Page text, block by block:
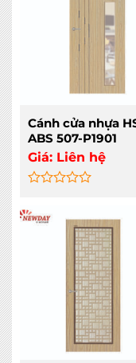
Cánh cửa nhựa
ABS 507-P1901
Giá: Liên hệ
0
out